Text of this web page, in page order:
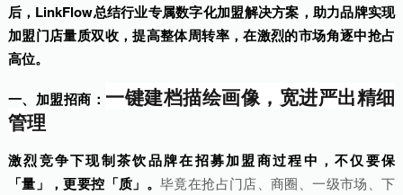
后，LinkFlow总结行业专属数字化加盟解决方案，助力品牌实现
加盟门店量质双收，提高整体周转率，在激烈的市场角逐中抢占
高位。
一、加盟招商： 一键建档描绘画像，宽进严出精细
管理
激烈竞争下现制茶饮品牌在招募加盟商过程中，不仅要保
「量」，更要控「质」。毕竟在抢占门店、商圈、一级市场、下